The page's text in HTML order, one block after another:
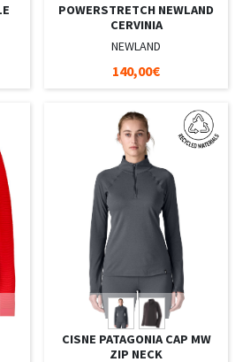
POWERSTRETCH NEWLAND
CERVINIA
NEWLAND
140,00€
CISNE PATAGONIA CAP MW
ZIP NECK